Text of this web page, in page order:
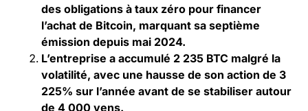
des obligations à taux zéro pour financer
l’achat de Bitcoin, marquant sa septième
émission depuis mai 2024.
L’entreprise a accumulé 2 235 BTC malgré la
volatilité, avec une hausse de son action de 3
225% sur l’année avant de se stabiliser autour
de 4 000 yens.